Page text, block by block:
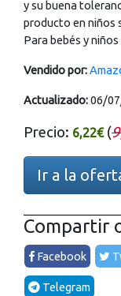
y su buena
producto en niños
Para bebés y
Vendido por:
Actualizado:06/
Precio: 6,22€(
Ir a la
Compartir
Facebook
Telegram